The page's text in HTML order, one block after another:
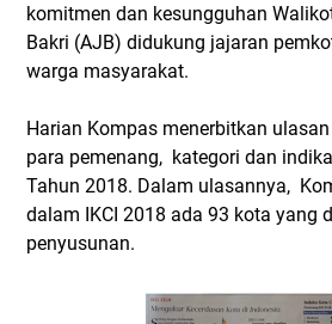
komitmen dan kesungguhan
Bakri (AJB) didukung jajaran
warga masyarakat.
Harian Kompas menerbitkan
para pemenang, kategori dan
Tahun 2018. Dalam ulasannya,
dalam IKCI 2018 ada 93 kota yang
penyusunan.